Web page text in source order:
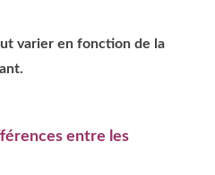
varier en fonction de la
entre les